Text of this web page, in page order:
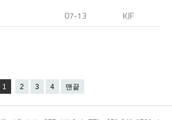
KJF
07-13
1 2 3 4 맨끝